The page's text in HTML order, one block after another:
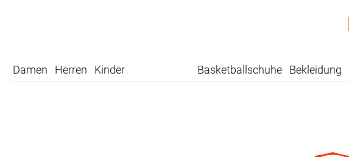
Damen Herren Kinder Basketballschuhe Bekleidung